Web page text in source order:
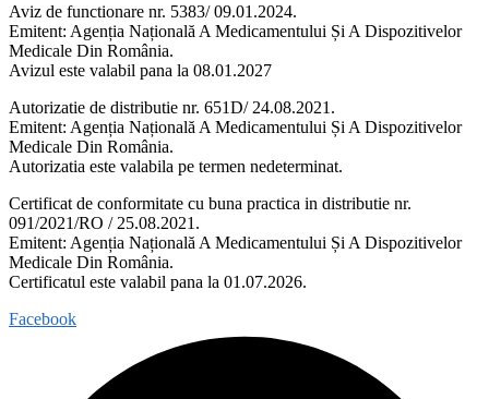
Aviz de functionare nr. 5383/ 09.01.2024.
Emitent: Agenția Națională A Medicamentului Și A Dispozitivelor
Medicale Din România.
Avizul este valabil pana la 08.01.2027
Autorizatie de distributie nr. 651D/ 24.08.2021.
Emitent: Agenția Națională A Medicamentului Și A Dispozitivelor
Medicale Din România.
Autorizatia este valabila pe termen nedeterminat.
Certificat de conformitate cu buna practica in distributie nr.
091/2021/RO / 25.08.2021.
Emitent: Agenția Națională A Medicamentului Și A Dispozitivelor
Medicale Din România.
Certificatul este valabil pana la 01.07.2026.
Facebook